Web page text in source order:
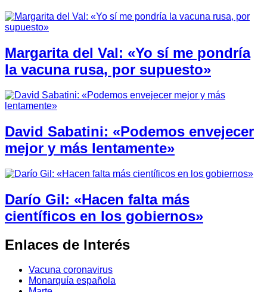
Margarita del Val: «Yo sí me pondría
la vacuna rusa, por supuesto»
David Sabatini: «Podemos envejecer
mejor y más lentamente»
Darío Gil: «Hacen falta más
científicos en los gobiernos»
Enlaces de Interés
Vacuna coronavirus
Monarquía española